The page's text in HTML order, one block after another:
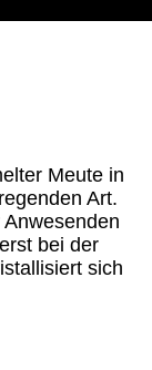
Meute in
Art.
bei der
sich